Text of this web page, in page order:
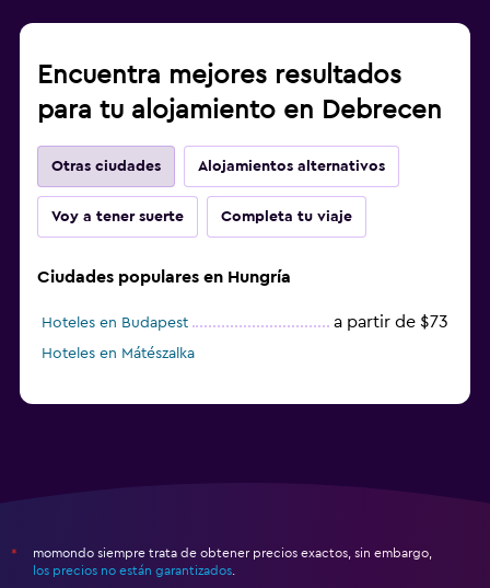
Encuentra mejores resultados
para tu alojamiento en Debrecen
Otras ciudades Alojamientos alternativos
Voy a tener suerte Completa tu viaje
Ciudades populares en Hungría
Hoteles en Budapest a partir de $73
Hoteles en Mátészalka
*
momondo siempre trata de obtener precios exactos, sin embargo,
los precios no están garantizados